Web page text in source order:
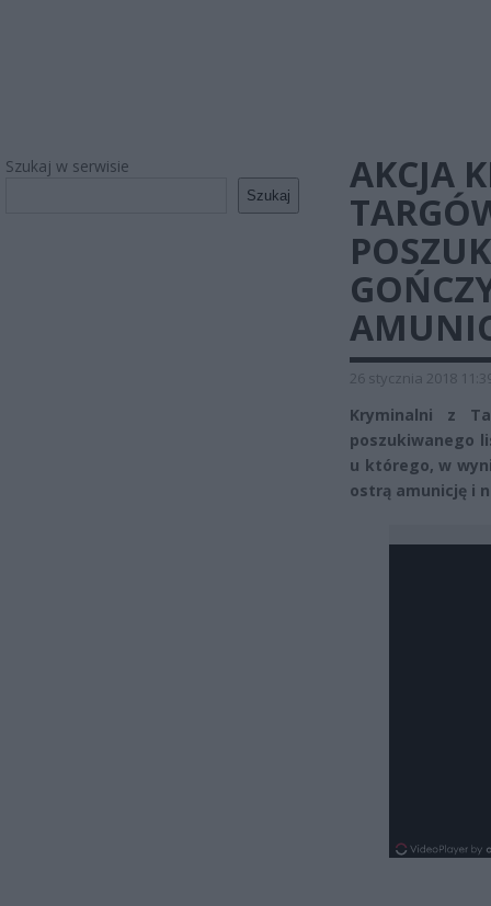
Szukaj w serwisie
Szukaj
AKCJA
26 stycznia 2018
Kryminalni z
poszukiwanego
u którego, w
ostrą amunicję i